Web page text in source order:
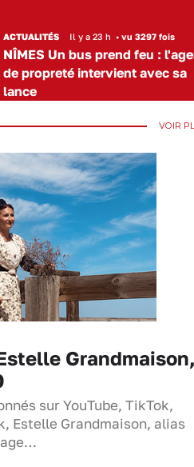
ACTUALITÉS Il y a 23 h • vu 3297 fois
NÎMES Un bus prend feu :
de propreté intervient avec sa
lance
VOIR
sur YouTube, TikTok,
Estelle Grandmaison, alias